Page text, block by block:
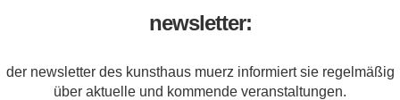
newsletter:
der newsletter des kunsthaus muerz informiert sie regelmäßig
über aktuelle und kommende veranstaltungen.